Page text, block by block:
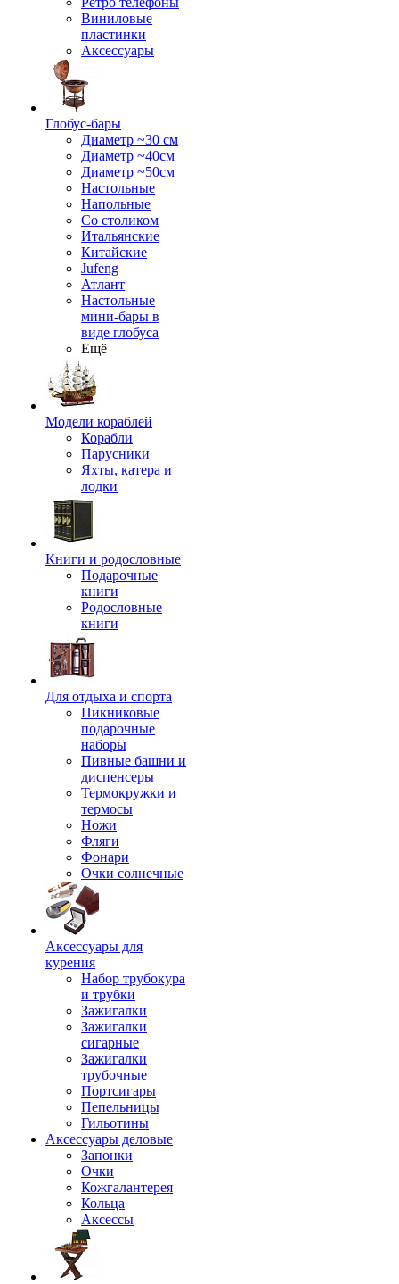
Виниловые
пластинки
Аксессуары
Глобус-бары
Диаметр ~30 см
Диаметр ~40см
Диаметр ~50см
Настольные
Напольные
Со столиком
Итальянские
Китайские
Jufeng
Атлант
Настольные
мини-бары в
виде глобуса
Ещё
Модели кораблей
Корабли
Парусники
Яхты, катера и
лодки
Книги и родословные
Подарочные
книги
Родословные
книги
Для отдыха и спорта
Пикниковые
подарочные
наборы
Пивные башни и
диспенсеры
Термокружки и
термосы
Ножи
Фляги
Фонари
Очки солнечные
Аксессуары для
курения
Набор трубокура
и трубки
Зажигалки
Зажигалки
сигарные
Зажигалки
трубочные
Портсигары
Пепельницы
Гильотины
Аксессуары деловые
Запонки
Очки
Кожгалантерея
Кольца
Аксессы